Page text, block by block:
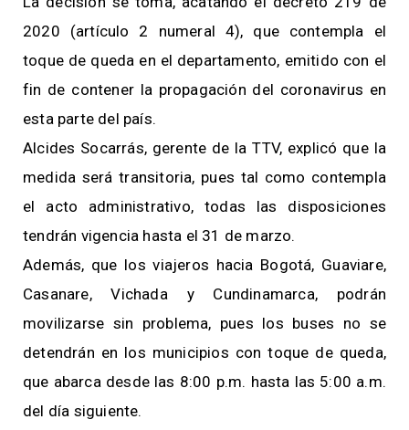
2020 (artículo 2 numeral 4), que contempla el
toque de queda en el departamento, emitido con el
fin de contener la propagación del coronavirus en
esta parte del país.
Alcides Socarrás, gerente de la TTV, explicó que la
medida será transitoria, pues tal como contempla
el acto administrativo, todas las disposiciones
tendrán vigencia hasta el 31 de marzo.
Además, que los viajeros hacia Bogotá, Guaviare,
Casanare, Vichada y Cundinamarca, podrán
movilizarse sin problema, pues los buses no se
detendrán en los municipios con toque de queda,
que abarca desde las 8:00 p.m. hasta las 5:00 a.m.
del día siguiente.